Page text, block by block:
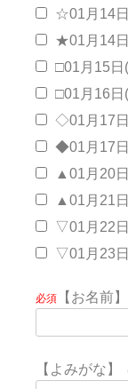
☆01月14
★01月14
□01月15日
□01月16日
◇01月17
◆01月17
▲01月20
▲01月21
▽01月22
▽01月23
必須 【お名前】
【よみがな】